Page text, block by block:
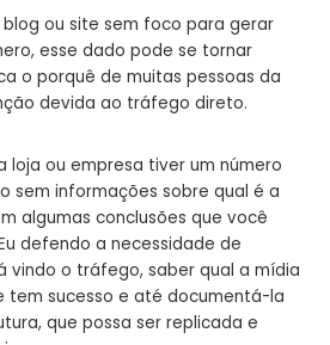
ou site sem foco para gerar
esse dado pode se tornar
o porquê de muitas pessoas da
devida ao tráfego direto.
loja ou empresa tiver um número
sem informações sobre qual é a
algumas conclusões que você
defendo a necessidade de
vindo o tráfego, saber qual a mídia
tem sucesso e até documentá-la
que possa ser replicada e